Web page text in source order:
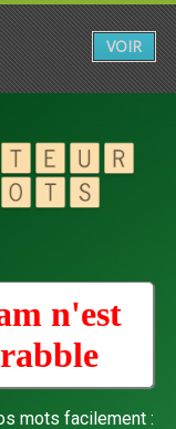
n'est
mots facilement :
VOIR